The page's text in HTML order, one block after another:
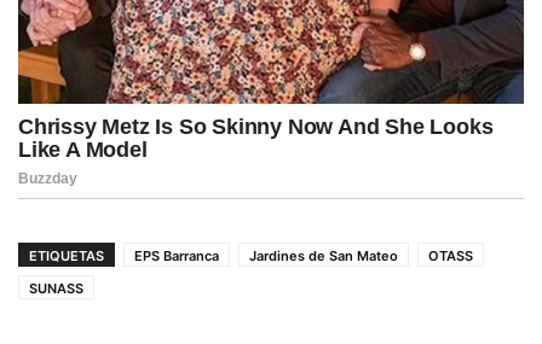
ETIQUETAS EPS Barranca Jardines de San Mateo
OTASS
SUNASS